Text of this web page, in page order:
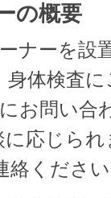
の概要
ナーを設
体検査
にお問い合
応じら
絡くださ